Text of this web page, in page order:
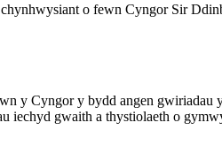
o fewn Cyngor Sir
y Cyngor y bydd angen gwiriadau
iechyd gwaith a thystiolaeth o